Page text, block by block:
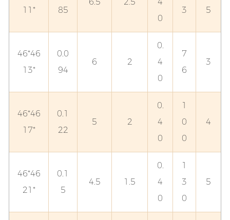
5
3
0
85
*11
3
7
6
0.
4
0
2
6
0.0
94
46*46
*13
4
1
0
0
0.
4
0
2
5
0.1
22
46*46
*17
5
1
3
0
0.
4
0
1.5
4.5
0.1
5
46*46
*21